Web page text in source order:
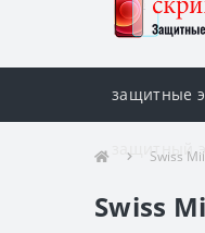
защитные
защитный
Swiss
Swiss